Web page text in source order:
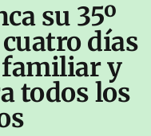
su 35º
días
familiar y
todos los